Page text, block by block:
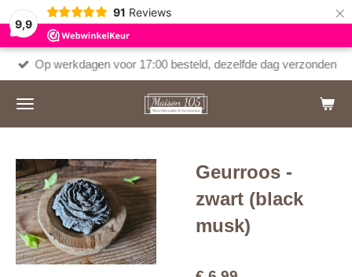
9,9
91 Reviews ×
Op werkdagen voor 17:00 besteld, dezelfde dag verzonden
Geurroos -
zwart (black
musk)